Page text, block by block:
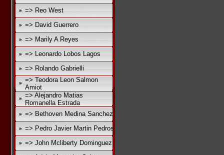
=> Reo West
=> David Guerrero
=> Marily A Reyes
=> Leonardo Lobos Lagos
=> Rolando Gabrielli
=> Teodora Leon Salmon
Amiot
=> Alejandro Matias
Romanella Estrada
=> Bethoven Medina Sanchez
=> Pedro Javier Martin Pedros
=> John Mcliberty Dominguez